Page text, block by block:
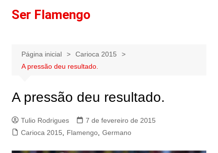
paraSer Flamengo
Página inicial
Carioca 2015
A pressão deu resultado.
A pressão deu resultado.
Tulio Rodrigues
7 de fevereiro de 2015
Carioca 2015
Flamengo, Germano